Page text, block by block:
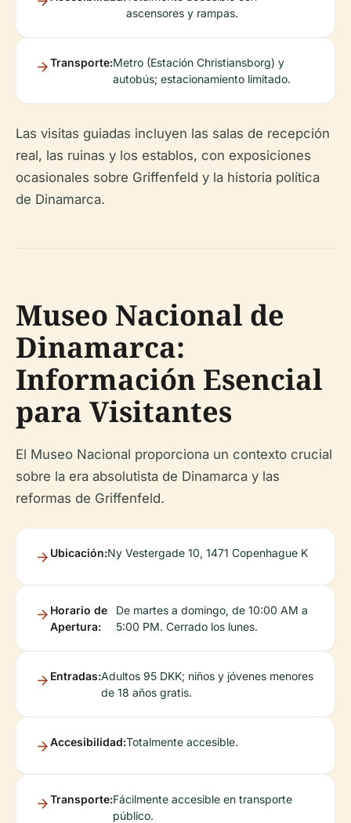
ascensores y rampas.
Transporte:Metro (Estación Christiansborg) y
autobús; estacionamiento limitado.
Las visitas guiadas incluyen las salas de recepción
real, las ruinas y los establos, con exposiciones
ocasionales sobre Griffenfeld y la historia política
de Dinamarca.
Museo Nacional de
Dinamarca:
Información Esencial
para Visitantes
El Museo Nacional proporciona un contexto crucial
sobre la era absolutista de Dinamarca y las
reformas de Griffenfeld.
Ubicación:Ny Vestergade 10, 1471 Copenhague K
Horario de
Apertura:
De martes a domingo, de 10:00 AM a
5:00 PM. Cerrado los lunes.
Entradas:Adultos 95 DKK; niños y jóvenes menores
de 18 años gratis.
Accesibilidad:Totalmente accesible.
Transporte:Fácilmente accesible en transporte
público.